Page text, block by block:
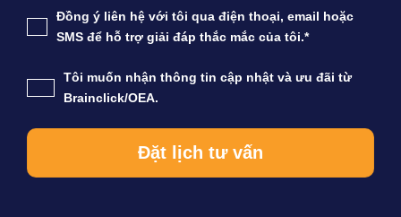
Đồng ý liên hệ với tôi qua điện thoại, email hoặc
SMS để hỗ trợ giải đáp thắc mắc của tôi.*
Tôi muốn nhận thông tin cập nhật và ưu đãi từ
Brainclick/OEA.